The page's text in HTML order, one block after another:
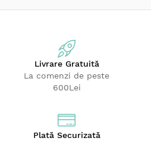
Livrare Gratuită
La comenzi de peste
600Lei
Plată Securizată